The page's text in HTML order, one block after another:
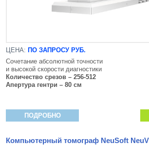
ЦЕНА: ПО ЗАПРОСУ РУБ.
Сочетание абсолютной точности
и высокой скорости диагностики
Количество срезов – 256-512
Апертура гентри – 80 см
ПОДРОБНО
Компьютерный томограф NeuSoft